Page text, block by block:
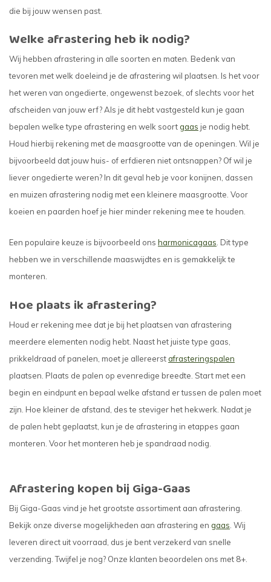
die bij jouw wensen past.
Welke afrastering heb ik nodig?
Wij hebben afrastering in alle soorten en maten. Bedenk van
tevoren met welk doeleind je de afrastering wil plaatsen. Is het voor
het weren van ongedierte, ongewenst bezoek, of slechts voor het
afscheiden van jouw erf? Als je dit hebt vastgesteld kun je gaan
bepalen welke type afrastering en welk soort gaas je nodig hebt.
Houd hierbij rekening met de maasgrootte van de openingen. Wil je
bijvoorbeeld dat jouw huis- of erfdieren niet ontsnappen? Of wil je
liever ongedierte weren? In dit geval heb je voor konijnen, dassen
en muizen afrastering nodig met een kleinere maasgrootte. Voor
koeien en paarden hoef je hier minder rekening mee te houden.
Een populaire keuze is bijvoorbeeld ons harmonicagaas. Dit type
hebben we in verschillende maaswijdtes en is gemakkelijk te
monteren.
Hoe plaats ik afrastering?
Houd er rekening mee dat je bij het plaatsen van afrastering
meerdere elementen nodig hebt. Naast het juiste type gaas,
prikkeldraad of panelen, moet je allereerst afrasteringspalen
plaatsen. Plaats de palen op evenredige breedte. Start met een
begin en eindpunt en bepaal welke afstand er tussen de palen moet
zijn. Hoe kleiner de afstand, des te steviger het hekwerk. Nadat je
de palen hebt geplaatst, kun je de afrastering in etappes gaan
monteren. Voor het monteren heb je spandraad nodig.
Afrastering kopen bij Giga-Gaas
Bij Giga-Gaas vind je het grootste assortiment aan afrastering.
Bekijk onze diverse mogelijkheden aan afrastering en gaas . Wij
leveren direct uit voorraad, dus je bent verzekerd van snelle
verzending. Twijfel je nog? Onze klanten beoordelen ons met 8+.